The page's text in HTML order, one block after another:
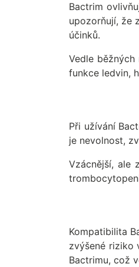
Bactrim
upozorňují, že
účinků.
Vedle
funkce ledvin,
Při užívání
je nevolnost,
Vzácnější, ale
Kompatibilita
zvýšené riziko
Bactrimu, což